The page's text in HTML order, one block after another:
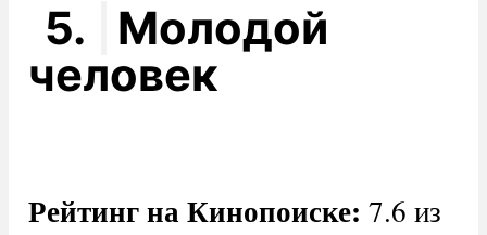
5.
Молодой
человек
Рейтинг на Кинопоиске: 7.6 из